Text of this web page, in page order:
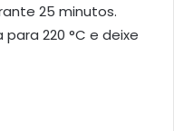
25 minutos.
220 °C e deixe